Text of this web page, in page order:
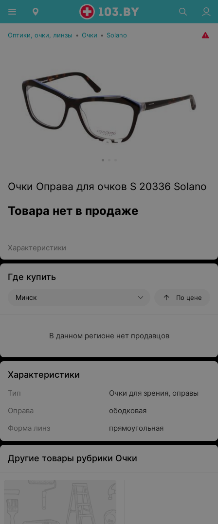
Оптики, очки, линзы • Очки • Solano
Очки Оправа для очков S 20336 Solano
Товара нет в продаже
Характеристики
Где купить
Минск По цене
В данном регионе нет продавцов
Характеристики
Тип
Очки для зрения, оправы
Оправа
ободковая
Форма линз
прямоугольная
Другие товары рубрики Очки